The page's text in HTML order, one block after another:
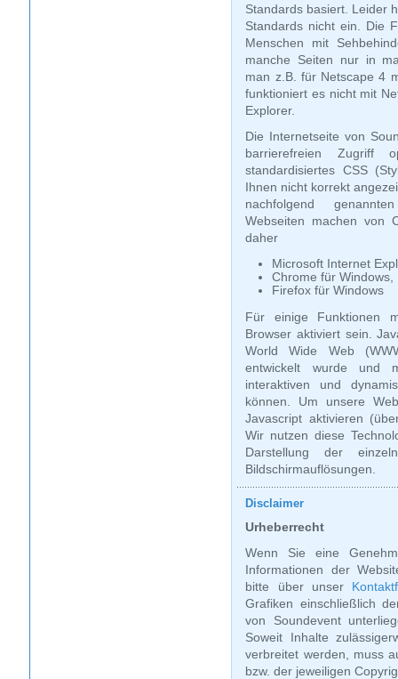
Standards basiert. Leider
Standards nicht ein. Die
Menschen mit
manche Seiten nur in
man z.B. für Netscape 4
funktioniert es nicht mit
Explorer.
Die Internetseite von
barrierefreien Zugriff
standardisiertes CSS
Ihnen nicht korrekt
nachfolgend
Webseiten machen von
daher
Microsoft Internet
Chrome für
Firefox für Windows
Für einige Funktionen
Browser aktiviert sein.
World Wide Web
entwickelt wurde und
interaktiven und
können. Um unsere
Javascript aktivieren
Wir nutzen diese
Darstellung der
Bildschirmauflösungen.
Disclaimer
Urheberrecht
Wenn Sie eine
Informationen der
bitte über unser
Grafiken einschließlich
von Soundevent
Soweit Inhalte
verbreitet werden, muss
bzw. der jeweiligen